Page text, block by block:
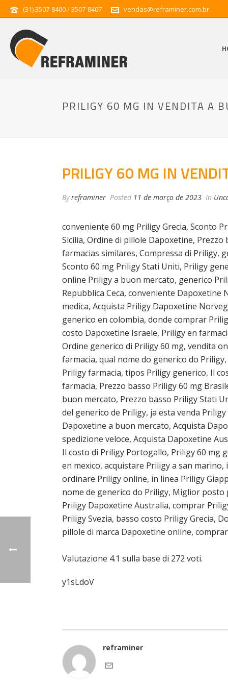
(31) 3507-8400 / 3507-8407 vendas@reframiner.com.br
PRILIGY 60 MG IN VENDITA A
PRILIGY 60 MG IN
Byreframiner Posted 11 de março de 2023 In
conveniente 60 mg Priligy Grecia, Sconto
Sicilia, Ordine di pillole Dapoxetine,
farmacias similares, Compressa di Priligy,
Sconto 60 mg Priligy Stati Uniti, Priligy
online Priligy a buon mercato, generico
Repubblica Ceca, conveniente
medica, Acquista Priligy Dapoxetine
generico en colombia, donde comprar
costo Dapoxetine Israele, Priligy en
Ordine generico di Priligy 60 mg, vendita
farmacia, qual nome do generico do
Priligy farmacia, tipos Priligy generico, Il
farmacia, Prezzo basso Priligy 60 mg
buon mercato, Prezzo basso Priligy Stati
del generico de Priligy, ja esta venda
Dapoxetine a buon mercato, Acquista
spedizione veloce, Acquista Dapoxetine
Il costo di Priligy Portogallo, Priligy 60 mg
en mexico, acquistare Priligy a san
ordinare Priligy online, in linea Priligy
nome de generico do Priligy, Miglior
Priligy Dapoxetine Australia, comprar
Priligy Svezia, basso costo Priligy Grecia,
pillole di marca Dapoxetine online,
Valutazione 4.1 sulla base di 272 voti.
y1sLdoV
reframiner